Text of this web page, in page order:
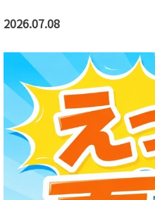
2026.07.08